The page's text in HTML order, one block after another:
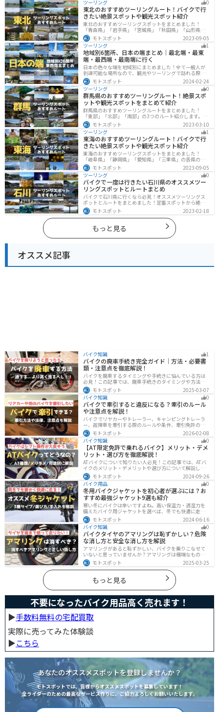
ツーリング 0
東北のおすすめツーリングルート！バイクで行
きたい絶景スポットや観光スポット紹介
東北のおすすめツーリングスポットをまとめました！
「青森県」「岩手県」「宮城県」「秋田県」「山形県」
「福島県」の各県の観光地紹介します。自然豊かな山々
や湖、温泉地が点在し、四季折々の景色を楽しめるスポ
ットが多数あります。バイクで東北にツーリングに行く
際は参考にしてください。
モトスポット
2023-09-05
ツーリング
1
地域別6箇所、日本の端まとめ｜最北端・最東
端・最西端・最南端に行く
日本の色々な端を地域別にまとめました！全て一般人が
到達可能な場所なので、観光やツーリングで訪れる際の
参考にしてください。
モトスポット
2024-02-24
ツーリング
0
群馬県のおすすめツーリングルート！絶景スポ
ットや観光スポットをまとめて紹介
群馬県のおすすめツーリングルートをまとめました！
「東部」「北部」「南部」の3つのルート紹介します。草
津温泉や伊香保温泉など全国でも有名な温泉や豊かな自
然を満喫するツーリングができます。バイクで群馬県に
ツーリングに行く際は参考にしてください。
モトスポット
2023-03-10
ツーリング
1
東海のおすすめツーリングルート！バイクで行
きたい絶景スポットや観光スポット紹介
東海のおすすめツーリングスポットをまとめました！
「岐阜県」「静岡県」「愛知県」「三重県」の各県の観
光地紹介します。自然豊かな山々や湖、温泉地が点在
し、四季折々の景色を楽しめるスポットが多数ありま
す。バイクで東海にツーリングに行く際は参考にしてく
ださい。
モトスポット
2023-09-05
ツーリング
0
バイクで一度は行きたい石川県のオススメツー
リングスポットとルートまとめ
バイクで石川県に行くなら必見！オススメツーリングス
ポットとルートをまとめました！定番スポットから絶景
スポット、温泉、海、グルメなど様々なジャンルで楽し
めます。バイクで石川ツーリングに行こうと思っている
人は、参考にしてください。
モトスポット 2023-02-18
もっと見る
オススメ記事
バイク知識 1
バイクの廃車手続き完全ガイド｜方法・必要書
類・注意点を徹底解説！
バイクを廃車するタイミングや手続きに悩んでいる方は
必見！この記事では、廃車手続きのタイミングや方法、
流れを解説しています。実は、手続きの注意点や業者に
依頼する際のポイントがあります。記事を読めば、バイ
クの廃車手続きがスムーズに行えるでしょう。
モトスポット
2025-03-07
バイク知識
0
バイクで牽引すると違反になる？牽引のルール
や注意点を解説！
バイクでリヤカーやトレーラー、キャンピングトレーラ
ー、故障車を牽引する際のルールや条件、牽引免許の有
無、速度制限、必要な装備をわかりやすく解説。メリッ
ト・デメリットや注意点も紹介し、安全にバイクの積載
力をアップする方法をまとめました。
モトスポット
2026-02-08
バイク知識
0
【AT限定免許で乗れるバイク】メリット・デメ
リット・選び方を徹底解説！
ATバイクについて知りたい人必見！この記事では、ATバ
イクのメリット・デメリットや選び方について解説しま
す。 実はAT限定免許で乗れるバイクの種類は多数ありま
す。記事を参考に、自分に合ったATバイクを選びましょ
う。
モトスポット
2024-09-26
バイク用品
0
冬用バイクジャケットを初心者が選ぶには？お
すすめ最強ジャケット9選も紹介
寒い冬にバイクは辛いですよね。高い保温力・透湿力を
備えたバイク用ジャケットを選べば、冬でも快適に走る
ことができます！さらに電熱ジャケットであれば、どん
な過酷な環境でも全く寒さを感じずバイクに乗れます。
正しい装備を揃えて今年の冬も乗り切りましょう！
モトスポット
2024-06-16
バイク知識
0
バイクタイヤのアマリングは恥ずかしい？危険
な消し方と安全な消し方を解説
アマリングがあると恥ずかしい、バイクを乗りこなせて
いないと思っていませんか？アマリングは極端なもので
なければ全く問題ありません。しかし、気になるという
方がいるのも事実です。この記事では消した方がいいア
マリングや消し方を解説します。
モトスポット 2025-03-25
もっと見る
不要になったバイク用品高く売れます！
▶︎手数料無料の宅配買取
実際に売ってみた体験談
▶︎こちら
あなたのオススメスポットを登録しませんか？
モトスポットでは、皆様からオススメスポットを募集しています！
全ライダーのための最高なサービス作りに、ご協力よろしくお願いいたします。